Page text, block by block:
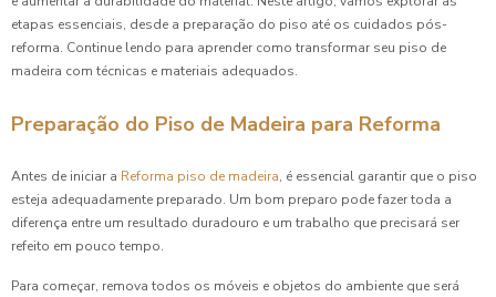
etapas essenciais, desde a preparação do piso até os cuidados pós-
reforma. Continue lendo para aprender como transformar seu piso de
madeira com técnicas e materiais adequados.
Preparação do Piso de Madeira para Reforma
Antes de iniciar a Reforma piso de madeira, é essencial garantir que o piso
esteja adequadamente preparado. Um bom preparo pode fazer toda a
diferença entre um resultado duradouro e um trabalho que precisará ser
refeito em pouco tempo.
Para começar, remova todos os móveis e objetos do ambiente que será